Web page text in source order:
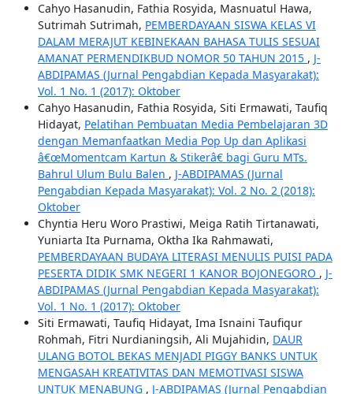
Cahyo Hasanudin, Fathia Rosyida, Masnuatul Hawa,
Sutrimah Sutrimah, PEMBERDAYAAN SISWA KELAS VI
DALAM MERAJUT KEBINEKAAN BAHASA TULIS SESUAI
AMANAT PERMENDIKBUD NOMOR 50 TAHUN 2015 , J-
ABDIPAMAS (Jurnal Pengabdian Kepada Masyarakat):
Vol. 1 No. 1 (2017): Oktober
Cahyo Hasanudin, Fathia Rosyida, Siti Ermawati, Taufiq
Hidayat, Pelatihan Pembuatan Media Pembelajaran 3D
dengan Memanfaatkan Media Pop Up dan Aplikasi
â€œMomentcam Kartun & Stikerâ€ bagi Guru MTs.
Bahrul Ulum Bulu Balen , J-ABDIPAMAS (Jurnal
Pengabdian Kepada Masyarakat): Vol. 2 No. 2 (2018):
Oktober
Chyntia Heru Woro Prastiwi, Meiga Ratih Tirtanawati,
Yuniarta Ita Purnama, Oktha Ika Rahmawati,
PEMBERDAYAAN BUDAYA LITERASI MENULIS PUISI PADA
PESERTA DIDIK SMK NEGERI 1 KANOR BOJONEGORO , J-
ABDIPAMAS (Jurnal Pengabdian Kepada Masyarakat):
Vol. 1 No. 1 (2017): Oktober
Siti Ermawati, Taufiq Hidayat, Ima Isnaini Taufiqur
Rohmah, Fitri Nurdianingsih, Ali Mujahidin, DAUR
ULANG BOTOL BEKAS MENJADI PIGGY BANKS UNTUK
MENGASAH KREATIVITAS DAN MEMOTIVASI SISWA
UNTUK MENABUNG , J-ABDIPAMAS (Jurnal Pengabdian